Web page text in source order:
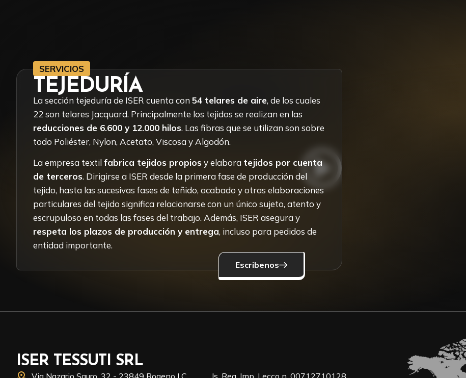
SERVICIOS
TEJEDURÍA
La sección tejeduría de ISER cuenta con 54 telares de aire, de los cuales
22 son telares Jacquard. Principalmente los tejidos se realizan en las
reducciones de 6.600 y 12.000 hilos. Las fibras que se utilizan son sobre
todo Poliéster, Nylon, Acetato, Viscosa y Algodón.
La empresa textilfabrica tejidos propios y elabora tejidos por cuenta
de terceros. Dirigirse a ISER desde la primera fase de producción del
tejido, hasta las sucesivas fases de teñido, acabado y otras elaboraciones
particulares del tejido significa relacionarse con un único sujeto, atento y
escrupuloso en todas las fases del trabajo. Además, ISER asegura y
respeta los plazos de producción y entrega, incluso para pedidos de
entidad importante.
Escribenos
ISER TESSUTI SRL